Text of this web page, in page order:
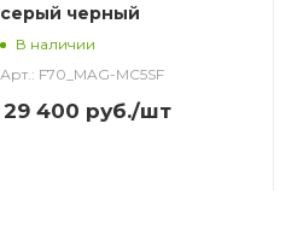
серый черный
В наличии
Арт.: F70_MAG-MC5SF
29 400 руб./шт